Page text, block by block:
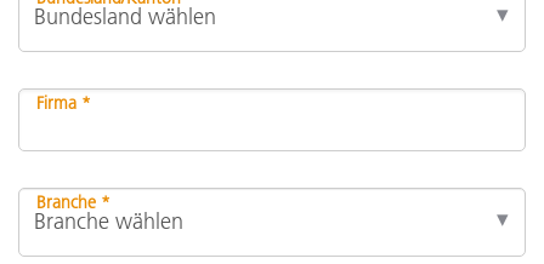
Firma *
Branche *